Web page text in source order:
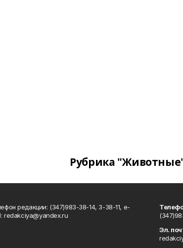
Рубрика
редакции: (347)983-38-14, 3-38-11, e-
redakciya@yandex.ru
Эл.